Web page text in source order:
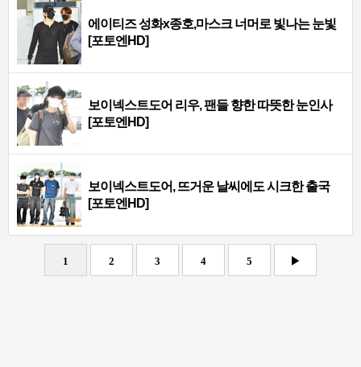
에이티즈 성화x종호,마스크 너머로 빛나는 눈빛
[포토엔HD]
보이넥스트도어 리우, 팬들 향한 따뜻한 눈인사
[포토엔HD]
보이넥스트도어, 뜨거운 날씨에도 시크한 출국
[포토엔HD]
1 2 3 4 5 ▶